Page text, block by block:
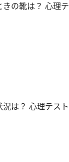
の靴は？ 心理
は？ 心理テス